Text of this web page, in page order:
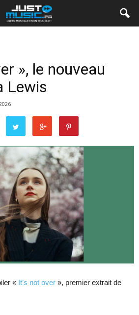
», le nouveau
Lewis
« It’s not over », premier extrait de